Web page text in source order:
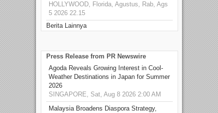
HOLLYWOOD, Florida, Agustus, Rab, Ags
5 2026 22.15
Berita Lainnya
Press Release from PR Newswire
Agoda Reveals Growing Interest in Cool-
Weather Destinations in Japan for Summer
2026
SINGAPORE, Sat, Aug 8 2026 2:00 AM
Malaysia Broadens Diaspora Strategy,